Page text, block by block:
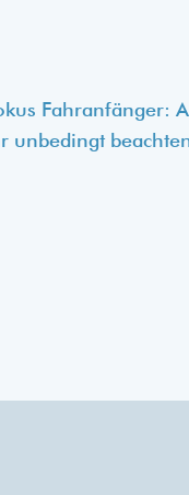
Fahranfänger:
unbedingt